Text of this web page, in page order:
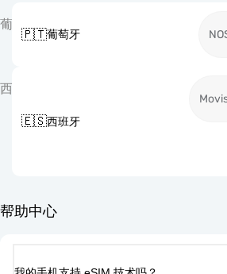
葡
🇵🇹葡萄牙
西
🇪🇸西班牙
帮助中心